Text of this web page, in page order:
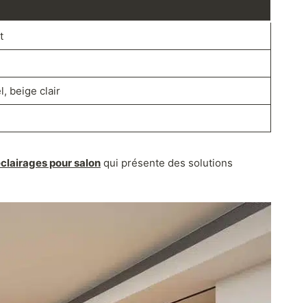
beige clair
pour salon qui présente des solutions